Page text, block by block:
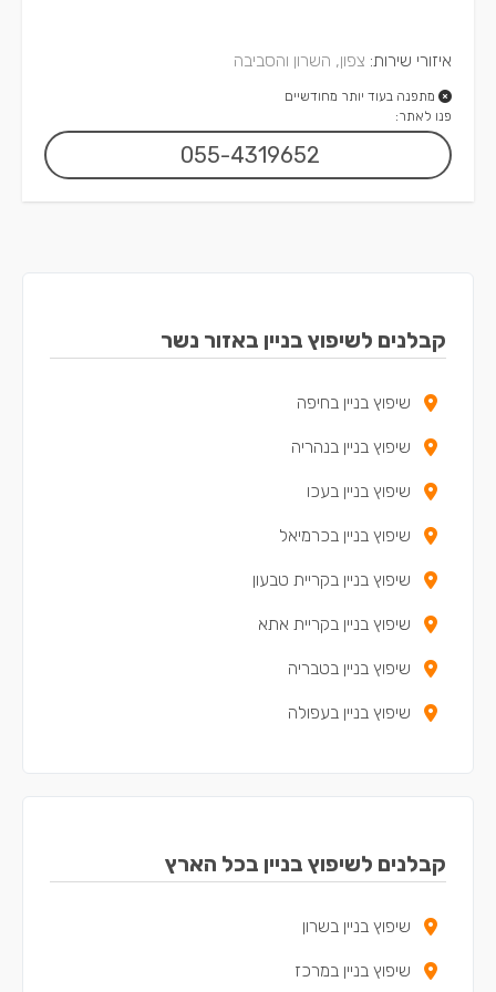
איזורי שירות: צפון, השרון והסביבה
מתפנה בעוד יותר מחודשיים
פנו לאתר:
055-4319652
קבלנים לשיפוץ בניין באזור נשר
שיפוץ בניין בחיפה
שיפוץ בניין בנהריה
שיפוץ בניין בעכו
שיפוץ בניין בכרמיאל
שיפוץ בניין בקריית טבעון
שיפוץ בניין בקריית אתא
שיפוץ בניין בטבריה
שיפוץ בניין בעפולה
שיפוץ בניין בקריית מוצקין
שיפוץ בניין בקריית ביאליק
שיפוץ בניין בצפת
שיפוץ בניין במגדל העמק
קבלנים לשיפוץ בניין בכל הארץ
שיפוץ בניין בשרון
שיפוץ בניין במרכז